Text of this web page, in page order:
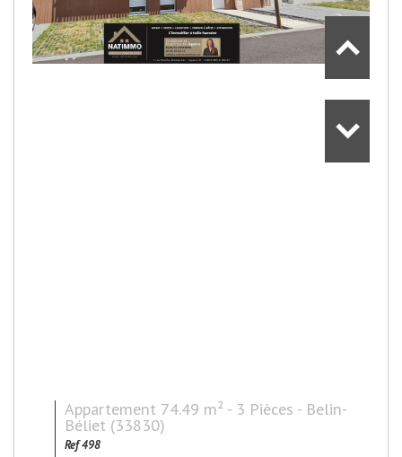
Appartement 74.49 m² - 3 Pièces - Belin-
Béliet (33830)
Ref 498